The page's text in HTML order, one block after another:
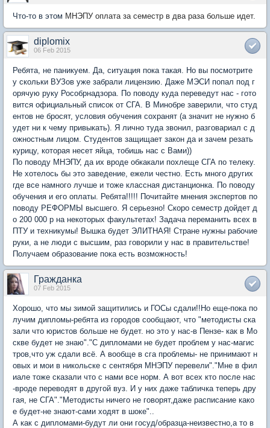
Что-то в этом МНЭПУ оплата за семестр в два раза больше идет.
diplomix
06 Feb 2015
Ребята, не паникуем. Да, ситуация пока такая. Но вы посмотрите
у скольки ВУЗов уже забрали лицензию. Даже МЭСИ попал под г
орячую руку Рособрнадзора. По поводу куда переведут нас - гото
вится официальный список от СГА. В Минобре заверили, что студ
ентов не бросят, условия обучения сохранят (а значит не нужно б
удет ни к чему привыкать). Я лично туда звонил, разговариал с д
ожностным лицом. Студентов защищает закон да и зачем резать
курицу, которая несет яйца, тобишь нас с Вами))
По поводу МНЭПУ, да их вроде обкакали похлеще СГА по телеку.
Не хотелось бы это заведение, ежели честно. Есть много других
где все намного лучше и тоже классная дистанционка. По поводу
обучения и его оплаты. Ребята!!!!! Почитайте мнения экспертов по
поводу РЕФОРМЫ высшего. Я серьезно! Скоро семестр дойдет д
о 200 000 р на некоторых факультетах! Задача переманить всех в
ПТУ и техникумы! Вышка будет ЭЛИТНАЯ! Стране нужны рабочие
руки, а не люди с высшим, раз говорили у нас в правительстве!
Получаем образование пока есть возможность!
Гражданка
07 Feb 2015
Хорошо, что мы зимой защитились и ГОСы сдали!!Но еще-пока по
лучим дипломы-ребята из городов сообщают, что "методисты ска
зали что юристов больше не будет. но это у нас-в Пензе- как в Мо
скве будет не знаю"."С дипломами не будет проблем у нас-магис
тров,что уж сдали всё. А вообще в сга проблемы- не принимают н
овых и мои в никольске с сентября МНЭПУ перевели"."Мне в фил
иале тоже сказали что с нами все норм. А вот всех кто после нас
-вроде переводят в другой вуз. И у них даже табличка теперь дру
гая, не СГА"."Методисты ничего не говорят,даже расписание како
е будет-не знают-сами ходят в шоке"..
А как с дипломами-будут ли они госуд/образца-неизвестно,а то в